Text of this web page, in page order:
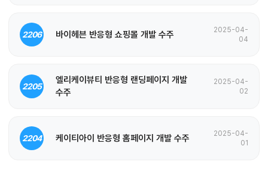
2206 바이헤븐 반응형 쇼핑몰 개발 수주
2025-04-
04
2205
엘리케이뷰티 반응형 랜딩페이지 개발
수주
2025-04-
02
2204 케이티아이 반응형 홈페이지 개발 수주
2025-04-
01